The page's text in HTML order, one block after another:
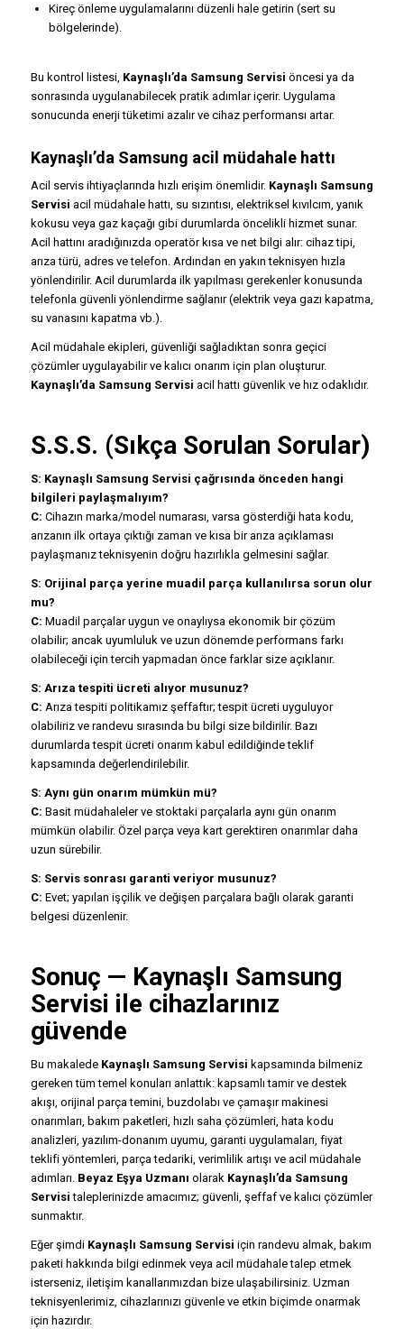
Kireç önleme uygulamalarını düzenli hale getirin (sert su
bölgelerinde).
Bu kontrol listesi, Kaynaşlı’da Samsung Servisi öncesi ya da
sonrasında uygulanabilecek pratik adımlar içerir. Uygulama
sonucunda enerji tüketimi azalır ve cihaz performansı artar.
Kaynaşlı’da Samsung acil müdahale hattı
Acil servis ihtiyaçlarında hızlı erişim önemlidir. Kaynaşlı Samsung
Servisi acil müdahale hattı, su sızıntısı, elektriksel kıvılcım, yanık
kokusu veya gaz kaçağı gibi durumlarda öncelikli hizmet sunar.
Acil hattını aradığınızda operatör kısa ve net bilgi alır: cihaz tipi,
arıza türü, adres ve telefon. Ardından en yakın teknisyen hızla
yönlendirilir. Acil durumlarda ilk yapılması gerekenler konusunda
telefonla güvenli yönlendirme sağlanır (elektrik veya gazı kapatma,
su vanasını kapatma vb.).
Acil müdahale ekipleri, güvenliği sağladıktan sonra geçici
çözümler uygulayabilir ve kalıcı onarım için plan oluşturur.
Kaynaşlı’da Samsung Servisi acil hattı güvenlik ve hız odaklıdır.
S.S.S. (Sıkça Sorulan Sorular)
S: Kaynaşlı Samsung Servisi çağrısında önceden hangi
bilgileri paylaşmalıyım?
C: Cihazın marka/model numarası, varsa gösterdiği hata kodu,
arızanın ilk ortaya çıktığı zaman ve kısa bir arıza açıklaması
paylaşmanız teknisyenin doğru hazırlıkla gelmesini sağlar.
S: Orijinal parça yerine muadil parça kullanılırsa sorun olur
mu?
C: Muadil parçalar uygun ve onaylıysa ekonomik bir çözüm
olabilir; ancak uyumluluk ve uzun dönemde performans farkı
olabileceği için tercih yapmadan önce farklar size açıklanır.
S: Arıza tespiti ücreti alıyor musunuz?
C: Arıza tespiti politikamız şeffaftır; tespit ücreti uyguluyor
olabiliriz ve randevu sırasında bu bilgi size bildirilir. Bazı
durumlarda tespit ücreti onarım kabul edildiğinde teklif
kapsamında değerlendirilebilir.
S: Aynı gün onarım mümkün mü?
C: Basit müdahaleler ve stoktaki parçalarla aynı gün onarım
mümkün olabilir. Özel parça veya kart gerektiren onarımlar daha
uzun sürebilir.
S: Servis sonrası garanti veriyor musunuz?
C: Evet; yapılan işçilik ve değişen parçalara bağlı olarak garanti
belgesi düzenlenir.
Sonuç — Kaynaşlı Samsung
Servisi ile cihazlarınız
güvende
Bu makalede Kaynaşlı Samsung Servisi kapsamında bilmeniz
gereken tüm temel konuları anlattık: kapsamlı tamir ve destek
akışı, orijinal parça temini, buzdolabı ve çamaşır makinesi
onarımları, bakım paketleri, hızlı saha çözümleri, hata kodu
analizleri, yazılım-donanım uyumu, garanti uygulamaları, fiyat
teklifi yöntemleri, parça tedariki, verimlilik artışı ve acil müdahale
adımları. Beyaz Eşya Uzmanı olarak Kaynaşlı’da Samsung
Servisi taleplerinizde amacımız; güvenli, şeffaf ve kalıcı çözümler
sunmaktır.
Eğer şimdi Kaynaşlı Samsung Servisi için randevu almak, bakım
paketi hakkında bilgi edinmek veya acil müdahale talep etmek
isterseniz, iletişim kanallarımızdan bize ulaşabilirsiniz. Uzman
teknisyenlerimiz, cihazlarınızı güvenle ve etkin biçimde onarmak
için hazırdır.